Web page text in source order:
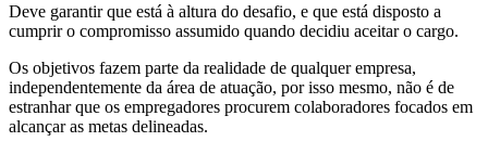
Deve garantir que está à altura do desafio, e que está disposto a
cumprir o compromisso assumido quando decidiu aceitar o cargo.
Os objetivos fazem parte da realidade de qualquer empresa,
independentemente da área de atuação, por isso mesmo, não é de
estranhar que os empregadores procurem colaboradores focados em
alcançar as metas delineadas.